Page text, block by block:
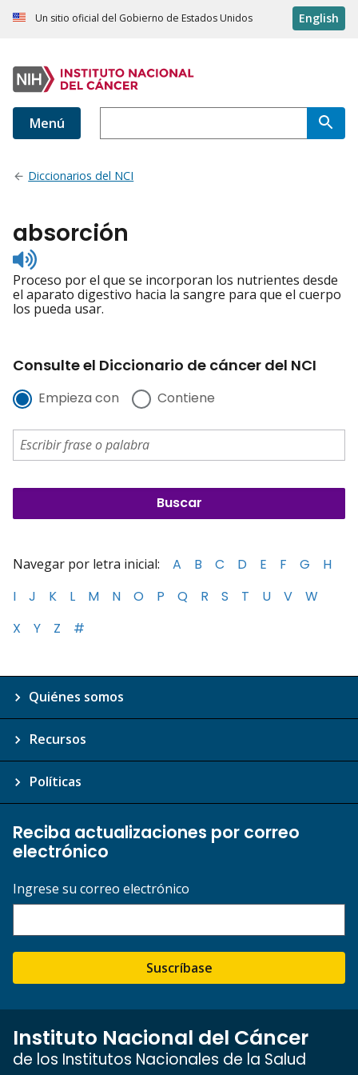
Un sitio oficial del Gobierno de Estados Unidos English
Menú
Diccionarios del NCI
absorción
Listen
to
pronunciation
Proceso por el que se incorporan los nutrientes desde
el aparato digestivo hacia la sangre para que el cuerpo
los pueda usar.
Consulte el Diccionario de cáncer del NCI
Empieza con Contiene
Navegar por letra inicial: A B C D E F G
H
I
J K L M N O P Q R S T U V
W
X
Y Z #
Quiénes somos
Recursos
Políticas
Reciba actualizaciones por correo
electrónico
Ingrese su correo electrónico
Suscríbase
Instituto Nacional del Cáncer
de los Institutos Nacionales de la Salud